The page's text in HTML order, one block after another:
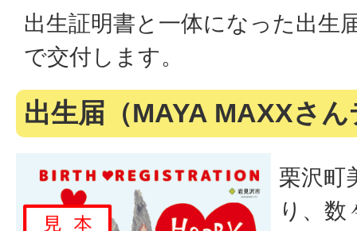
出生証明書と一体になった出生
で交付します。
出生届（MAYA MAXXさ
栗沢町
り、数